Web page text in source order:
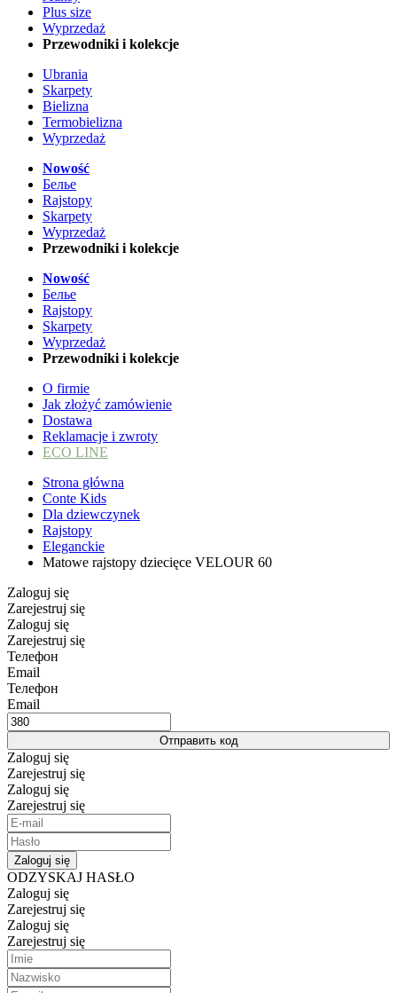
Plus size
Wyprzedaż
Przewodniki i kolekcje
Ubrania
Skarpety
Bielizna
Termobielizna
Wyprzedaż
Nowość
Белье
Rajstopy
Skarpety
Wyprzedaż
Przewodniki i kolekcje
Nowość
Белье
Rajstopy
Skarpety
Wyprzedaż
Przewodniki i kolekcje
O firmie
Jak złożyć zamówienie
Dostawa
Reklamacje i zwroty
ECO LINE
Strona główna
Conte Kids
Dla dziewczynek
Rajstopy
Eleganckie
Matowe rajstopy dziecięce VELOUR 60
Zaloguj się
Zarejestruj się
Zaloguj się
Zarejestruj się
Телефон
Email
Телефон
Email
Отправить код
Zaloguj się
Zarejestruj się
Zaloguj się
Zarejestruj się
Zaloguj się
ODZYSKAJ HASŁO
Zaloguj się
Zarejestruj się
Zaloguj się
Zarejestruj się